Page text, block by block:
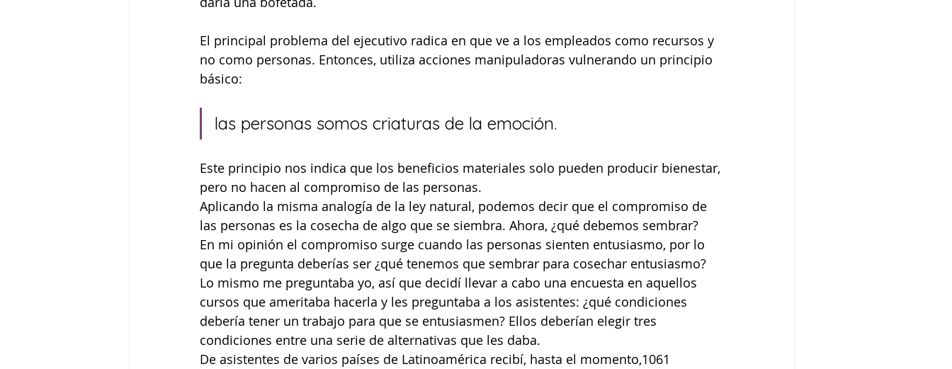
El principal problema del ejecutivo radica en que ve a los empleados como recursos y
no como personas. Entonces, utiliza acciones manipuladoras vulnerando un principio
básico:
las personas somos criaturas de la emoción.
Este principio nos indica que los beneficios materiales solo pueden producir bienestar,
pero no hacen al compromiso de las personas.
Aplicando la misma analogía de la ley natural, podemos decir que el compromiso de
las personas es la cosecha de algo que se siembra. Ahora, ¿qué debemos sembrar?
En mi opinión el compromiso surge cuando las personas sienten entusiasmo, por lo
que la pregunta deberías ser ¿qué tenemos que sembrar para cosechar entusiasmo?
Lo mismo me preguntaba yo, así que decidí llevar a cabo una encuesta en aquellos
cursos que ameritaba hacerla y les preguntaba a los asistentes: ¿qué condiciones
debería tener un trabajo para que se entusiasmen? Ellos deberían elegir tres
condiciones entre una serie de alternativas que les daba.
De asistentes de varios países de Latinoamérica recibí, hasta el momento,1061